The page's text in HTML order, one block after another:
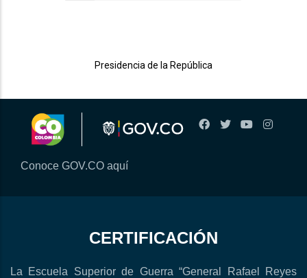
Presidencia de la República
Conoce GOV.CO aquí
CERTIFICACIÓN
La Escuela Superior de Guerra “General Rafael Reyes